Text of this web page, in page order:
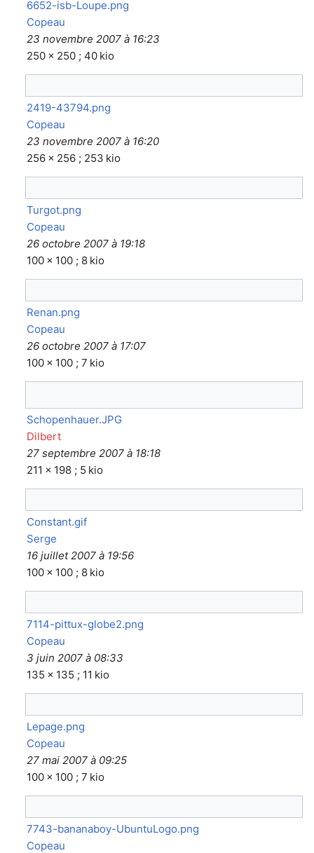
6652-isb-Loupe.png
Copeau
23 novembre 2007 à 16:23
250 × 250 ; 40 kio
2419-43794.png
Copeau
23 novembre 2007 à 16:20
256 × 256 ; 253 kio
Turgot.png
Copeau
26 octobre 2007 à 19:18
100 × 100 ; 8 kio
Renan.png
Copeau
26 octobre 2007 à 17:07
100 × 100 ; 7 kio
Schopenhauer.JPG
Dilbert
27 septembre 2007 à 18:18
211 × 198 ; 5 kio
Constant.gif
Serge
16 juillet 2007 à 19:56
100 × 100 ; 8 kio
7114-pittux-globe2.png
Copeau
3 juin 2007 à 08:33
135 × 135 ; 11 kio
Lepage.png
Copeau
27 mai 2007 à 09:25
100 × 100 ; 7 kio
7743-bananaboy-UbuntuLogo.png
Copeau